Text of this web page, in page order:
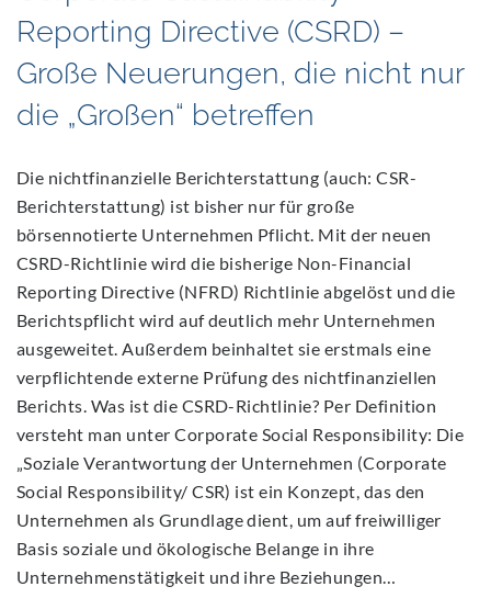
Reporting Directive (CSRD) –
Große Neuerungen, die nicht nur
die „Großen“ betreffen
Die nichtfinanzielle Berichterstattung (auch: CSR-
Berichterstattung) ist bisher nur für große
börsennotierte Unternehmen Pflicht. Mit der neuen
CSRD-Richtlinie wird die bisherige Non-Financial
Reporting Directive (NFRD) Richtlinie abgelöst und die
Berichtspflicht wird auf deutlich mehr Unternehmen
ausgeweitet. Außerdem beinhaltet sie erstmals eine
verpflichtende externe Prüfung des nichtfinanziellen
Berichts. Was ist die CSRD-Richtlinie? Per Definition
versteht man unter Corporate Social Responsibility: Die
„Soziale Verantwortung der Unternehmen (Corporate
Social Responsibility/ CSR) ist ein Konzept, das den
Unternehmen als Grundlage dient, um auf freiwilliger
Basis soziale und ökologische Belange in ihre
Unternehmenstätigkeit und ihre Beziehungen…